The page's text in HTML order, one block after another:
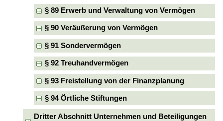
§ 89 Erwerb und Verwaltung von Vermögen
§ 90 Veräußerung von Vermögen
§ 91 Sondervermögen
§ 92 Treuhandvermögen
§ 93 Freistellung von der Finanzplanung
§ 94 Örtliche Stiftungen
Dritter Abschnitt Unternehmen und Beteiligungen